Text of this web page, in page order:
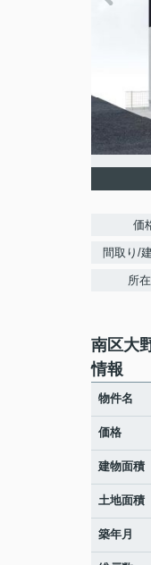
価
間取り/
所
南区大
情報
物件名
価格
建物面積
土地面積
築年月